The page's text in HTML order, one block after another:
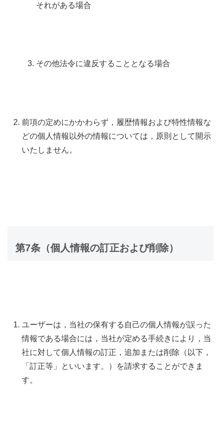
それがある場合
その他法令に違反することとなる場合
前項の定めにかかわらず，履歴情報および特性情報な
どの個人情報以外の情報については，原則として開示
いたしません。
第7条（個人情報の訂正および削除）
ユーザーは，当社の保有する自己の個人情報が誤った
情報である場合には，当社が定める手続きにより，当
社に対して個人情報の訂正，追加または削除（以下，
「訂正等」といいます。）を請求することができま
す。